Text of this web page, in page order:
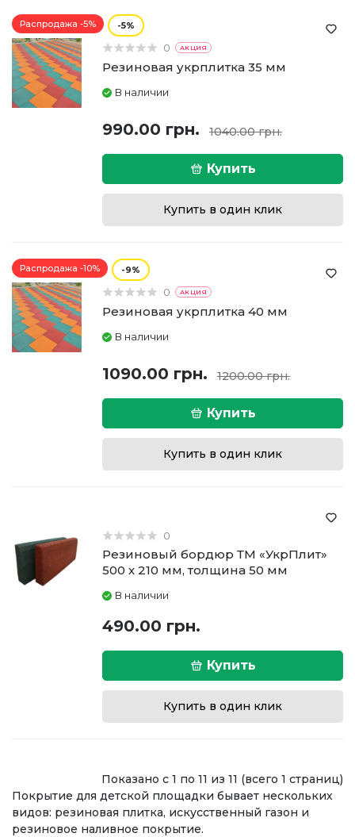
Распродажа -5% 5
0 АКЦИЯ
Резиновая укрплитка 35 мм
В наличии
990.00 грн. 1040.00 грн.
Купить
Купить в один клик
Распродажа -10% 9
0 АКЦИЯ
Резиновая укрплитка 40 мм
В наличии
1090.00 грн. 1200.00 грн.
Купить
Купить в один клик
0
Резиновый бордюр ТМ «УкрПлит»
500 х 210 мм, толщина 50 мм
В наличии
490.00 грн.
Купить
Купить в один клик
Показано с 1 по 11 из 11 (всего 1 страниц)
Покрытие для детской площадки бывает нескольких
видов: резиновая плитка, искусственный газон и
резиновое наливное покрытие.